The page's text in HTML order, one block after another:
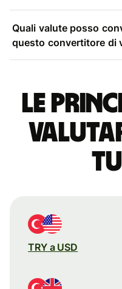
Quali valute posso
questo convertitore di
Le
TRY a USD